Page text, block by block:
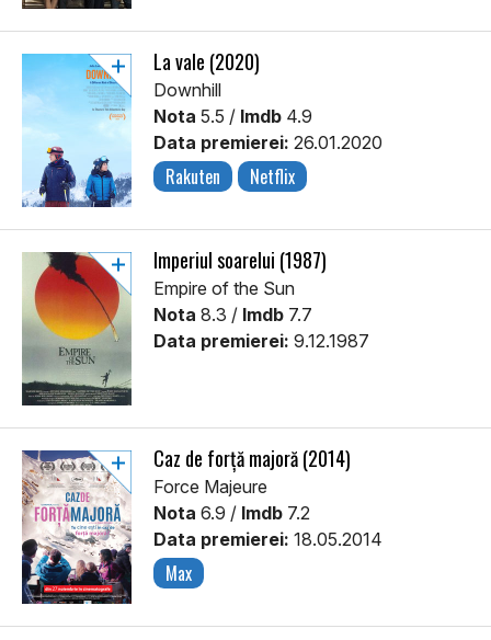
La vale (2020)
Downhill
Nota 5.5 / Imdb 4.9
Data premierei: 26.01.2020
Rakuten Netflix
Imperiul soarelui (1987)
Empire of the Sun
Nota 8.3 / Imdb 7.7
Data premierei: 9.12.1987
Caz de forță majoră (2014)
Force Majeure
Nota 6.9 / Imdb 7.2
Data premierei: 18.05.2014
Max